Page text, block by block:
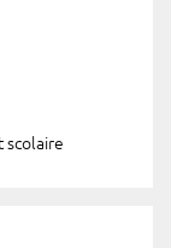
scolaire